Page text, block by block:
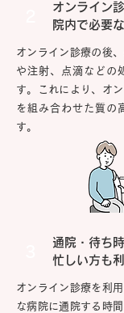
オンライン診
院内で必要
オンライン診療の後
や注射、点滴などの
す。これにより、オ
を組み合わせた質の
す。
通院・待ち
忙しい方も
オンライン診療を利
な病院に通院する時